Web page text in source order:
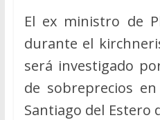
El ex ministro de
durante el
será investigado
de sobreprecios
Santiago del Estero